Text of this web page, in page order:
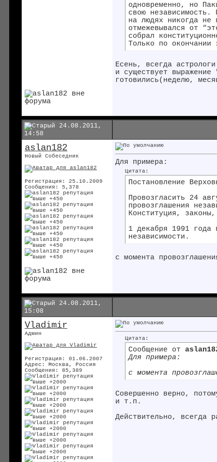
одновременно, но
свою независимость.
на людях никогда не
отмежевывался от
собрал
Только по окончании
Есень, всегда
и существует
готовились(неделю,
24.08.2011,
14:58
aslan182
Новый Собеседник
Регистрация: 25.10.2009
Сообщения: 5,378
Для примера:
Цитата:
Постановление
Провозгласить 24
провозглашения
Конституция,
1 декабря 1991 года
независимости.
с момента
24.08.2011,
15:08
Vladimir
Админ
Регистрация: 01.06.2007
Адрес: Москва, Россия
Сообщения: 85,389
Цитата:
Сообщение от
Для примера:
с момента
Совершенно верно,
и т.п.
Действительно, всегда